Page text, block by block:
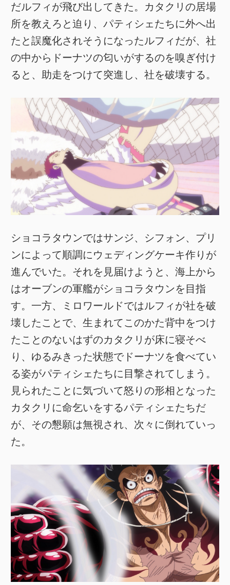
だルフィが飛び出してきた。カタクリの居場
所を教えろと迫り、パティシェたちに外へ出
たと誤魔化されそうになったルフィだが、社
の中からドーナツの匂いがするのを嗅ぎ付け
ると、助走をつけて突進し、社を破壊する。
ショコラタウンではサンジ、シフォン、プリ
ンによって順調にウェディングケーキ作りが
進んでいた。それを見届けようと、海上から
はオーブンの軍艦がショコラタウンを目指
す。一方、ミロワールドではルフィが社を破
壊したことで、生まれてこのかた背中をつけ
たことのないはずのカタクリが床に寝そべ
り、ゆるみきった状態でドーナツを食べてい
る姿がパティシェたちに目撃されてしまう。
見られたことに気づいて怒りの形相となった
カタクリに命乞いをするパティシェたちだ
が、その懇願は無視され、次々に倒れていっ
た。